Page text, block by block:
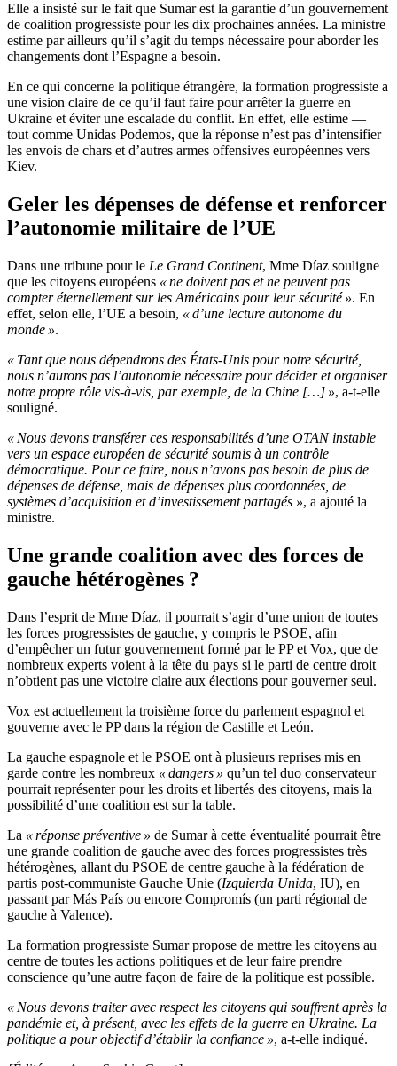
Elle a insisté sur le fait que Sumar est la garantie d’un gouvernement
de coalition progressiste pour les dix prochaines années. La ministre
estime par ailleurs qu’il s’agit du temps nécessaire pour aborder les
changements dont l’Espagne a besoin.
En ce qui concerne la politique étrangère, la formation progressiste a
une vision claire de ce qu’il faut faire pour arrêter la guerre en
Ukraine et éviter une escalade du conflit. En effet, elle estime —
tout comme Unidas Podemos, que la réponse n’est pas d’intensifier
les envois de chars et d’autres armes offensives européennes vers
Kiev.
Geler les dépenses de défense et renforcer
l’autonomie militaire de l’UE
Dans une tribune pour le Le Grand Continent, Mme Díaz souligne
que les citoyens européens « ne doivent pas et ne peuvent pas
compter éternellement sur les Américains pour leur sécurité ». En
effet, selon elle, l’UE a besoin, « d’une lecture autonome du
monde ».
« Tant que nous dépendrons des États-Unis pour notre sécurité,
nous n’aurons pas l’autonomie nécessaire pour décider et organiser
notre propre rôle vis-à-vis, par exemple, de la Chine […] », a-t-elle
souligné.
« Nous devons transférer ces responsabilités d’une OTAN instable
vers un espace européen de sécurité soumis à un contrôle
démocratique. Pour ce faire, nous n’avons pas besoin de plus de
dépenses de défense, mais de dépenses plus coordonnées, de
systèmes d’acquisition et d’investissement partagés », a ajouté la
ministre.
Une grande coalition avec des forces de
gauche hétérogènes ?
Dans l’esprit de Mme Díaz, il pourrait s’agir d’une union de toutes
les forces progressistes de gauche, y compris le PSOE, afin
d’empêcher un futur gouvernement formé par le PP et Vox, que de
nombreux experts voient à la tête du pays si le parti de centre droit
n’obtient pas une victoire claire aux élections pour gouverner seul.
Vox est actuellement la troisième force du parlement espagnol et
gouverne avec le PP dans la région de Castille et León.
La gauche espagnole et le PSOE ont à plusieurs reprises mis en
garde contre les nombreux « dangers » qu’un tel duo conservateur
pourrait représenter pour les droits et libertés des citoyens, mais la
possibilité d’une coalition est sur la table.
La « réponse préventive » de Sumar à cette éventualité pourrait être
une grande coalition de gauche avec des forces progressistes très
hétérogènes, allant du PSOE de centre gauche à la fédération de
partis post-communiste Gauche Unie (Izquierda Unida, IU), en
passant par Más País ou encore Compromís (un parti régional de
gauche à Valence).
La formation progressiste Sumar propose de mettre les citoyens au
centre de toutes les actions politiques et de leur faire prendre
conscience qu’une autre façon de faire de la politique est possible.
« Nous devons traiter avec respect les citoyens qui souffrent après la
pandémie et, à présent, avec les effets de la guerre en Ukraine. La
politique a pour objectif d’établir la confiance », a-t-elle indiqué.